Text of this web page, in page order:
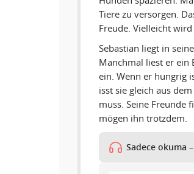
Tiere zu versorgen.
Freude. Vielleicht
Sebastian liegt in
Manchmal liest er ein
ein. Wenn er hungrig
isst sie gleich aus
muss. Seine Freunde
mögen ihn trotzdem.
Sadece okuma